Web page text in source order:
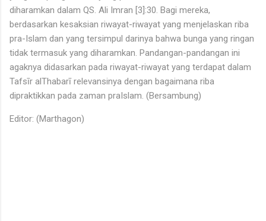
diharamkan dalam QS. Ali Imran [3]:30. Bagi mereka,
berdasarkan kesaksian riwayat-riwayat yang menjelaskan riba
pra-Islam dan yang tersimpul darinya bahwa bunga yang ringan
tidak termasuk yang diharamkan. Pandangan-pandangan ini
agaknya didasarkan pada riwayat-riwayat yang terdapat dalam
Tafsīr alThabarī relevansinya dengan bagaimana riba
dipraktikkan pada zaman praIslam. (Bersambung)
Editor: (Marthagon)